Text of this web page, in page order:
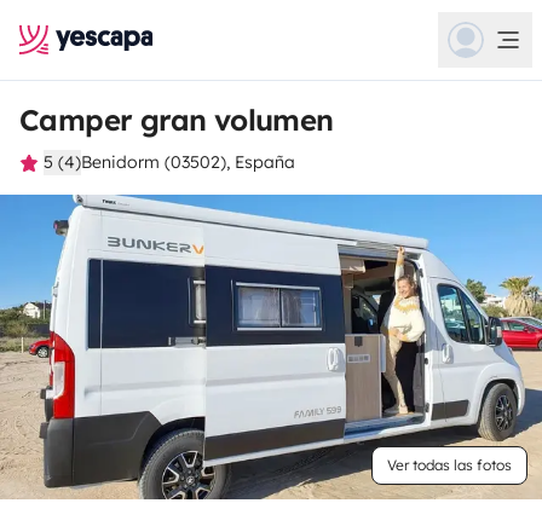
Camper gran volumen
5 (4)Benidorm (03502), España
Ver todas las fotos